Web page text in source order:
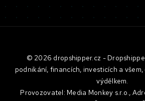
© 2026 dropshipper.cz -
podnikání, financích, investicích a všem,
výdělkem.
Provozovatel: Media Monkey s.r.o.,